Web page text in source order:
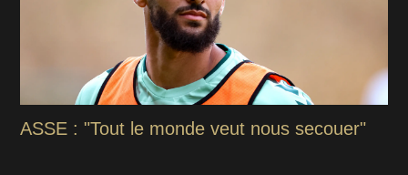
ASSE : "Tout le monde veut nous secouer"